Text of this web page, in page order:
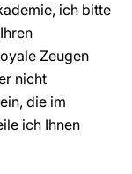
ich bitte
Zeugen
nicht
die im
ich Ihnen